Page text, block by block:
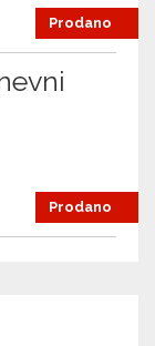
Prodano
Prodano